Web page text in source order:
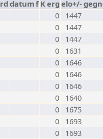
rd datumf Kerg elo+/-
0
1447
0
1447
0
1447
0
1631
0
1646
0
1646
0
1646
0
1640
0
1675
0
1693
0
1693